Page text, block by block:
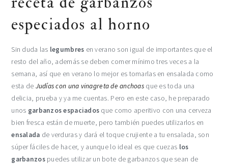
especiados al horno
Sin duda las legumbres en verano son igual de importantes que el
resto del año, además se deben comer mínimo tres veces a la
semana, así que en verano lo mejor es tomarlas en ensalada como
esta de Judías con una vinagreta de anchoas que es toda una
delicia, prueba y ya me cuentas. Pero en este caso, he preparado
unos garbanzos espaciados que como aperitivo con una cerveza
bien fresca están de muerte, pero también puedes utilizarlos en
ensalada de verduras y dará el toque crujiente a tu ensalada, son
súper fáciles de hacer, y aunque lo ideal es que cuezas los
garbanzospuedes utilizar un bote de garbanzos que sean de